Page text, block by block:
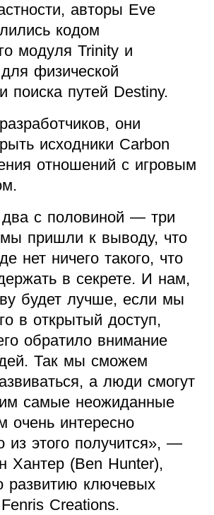
авторы Eve
кодом
модуля Trinity и
физической
поиска путей Destiny.
они
исходники Carbon
отношений с игровым
с половиной — три
пришли к выводу, что
нет ничего такого, что
в секрете. И нам,
будет лучше, если мы
в открытый доступ,
обратило внимание
Так мы сможем
а люди смогут
самые неожиданные
интересно
из этого получится», —
Хантер (Ben Hunter),
развитию ключевых
Creations.